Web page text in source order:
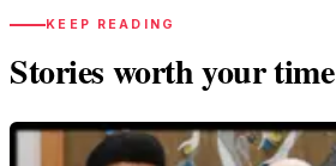
KEEP READING
Stories worth your time